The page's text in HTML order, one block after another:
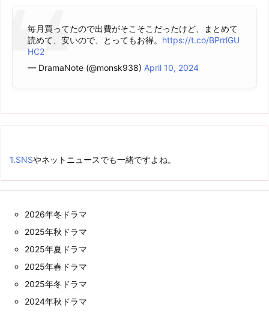
毎月買ってたので出費がそこそこだったけど、まとめて
読めて、安いので、とってもお得。 https://t.co/BPrrlGU
HC2
— DramaNote (@monsk938) April 10, 2024
1.SNSやネットニュースでも一緒ですよね。
2026年冬ドラマ
2025年秋ドラマ
2025年夏ドラマ
2025年春ドラマ
2025年冬ドラマ
2024年秋ドラマ